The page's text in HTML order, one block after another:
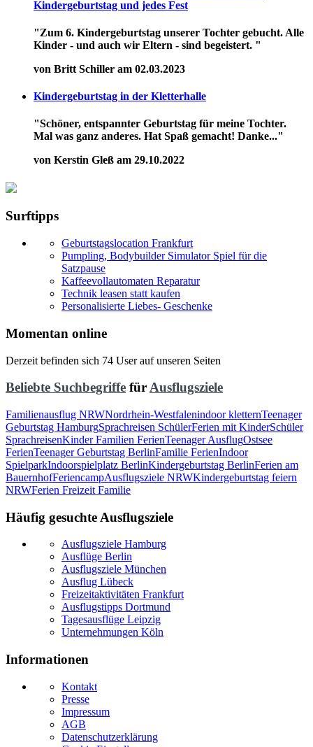
Kindergeburtstag und jedes Fest
"Zum 6. Kindergeburtstag unserer Tochter gebucht. Alle
Kinder - und auch wir Eltern - sind begeistert. "
von Britt Schiller am 02.03.2023
Kindergeburtstag in der Kletterhalle
"Schöner, entspannter Geburtstag für meine Tochter.
Mal was ganz anderes. Hat Spaß gemacht! Danke..."
von Kerstin Gleß am 29.10.2022
Surftipps
Geburtstagslocation Frankfurt
Pumpling, Bodybuilder Simulator Spiel für die
Satzpause
Kaffeevollautomaten Reparatur
Technik leasen statt kaufen
Personalisierte Liebes- Geschenke
Momentan online
Derzeit befinden sich 74 User auf unseren Seiten
Beliebte Suchbegriffe fürAusflugsziele
Familienausflug NRWNordrhein-Westfalenindoor kletternTeenager
Geburtstag HamburgSprachreisen SchülerFerien mit KinderSchüler
SprachreisenKinder Familien FerienTeenager AusflugOstsee
FerienTeenager Geburtstag BerlinFamilie FerienIndoor
SpielparkIndoorspielplatz BerlinKindergeburtstag BerlinFerien am
BauernhofFeriencampAusflugsziele NRWKindergeburtstag feiern
NRWFerien Freizeit Familie
Häufig gesuchte Ausflugsziele
Ausflugsziele Hamburg
Ausflüge Berlin
Ausflugsziele München
Ausflug Lübeck
Freizeitaktivitäten Frankfurt
Ausflugstipps Dortmund
Tagesausflüge Leipzig
Unternehmungen Köln
Informationen
Kontakt
Presse
Impressum
AGB
Datenschutzerklärung